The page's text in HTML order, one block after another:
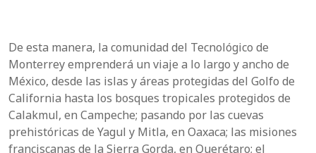
De esta manera, la comunidad del Tecnológico de
Monterrey emprenderá un viaje a lo largo y ancho de
México, desde las islas y áreas protegidas del Golfo de
California hasta los bosques tropicales protegidos de
Calakmul, en Campeche; pasando por las cuevas
prehistóricas de Yagul y Mitla, en Oaxaca; las misiones
franciscanas de la Sierra Gorda, en Querétaro; el